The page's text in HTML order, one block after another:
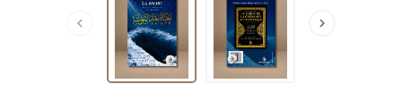
 